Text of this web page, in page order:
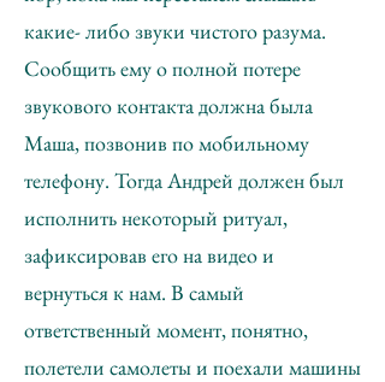
какие- либо звуки чистого разума.
Сообщить ему о полной потере
звукового контакта должна была
Маша, позвонив по мобильному
телефону. Тогда Андрей должен был
исполнить некоторый ритуал,
зафиксировав его на видео и
вернуться к нам. В самый
ответственный момент, понятно,
полетели самолеты и поехали машины